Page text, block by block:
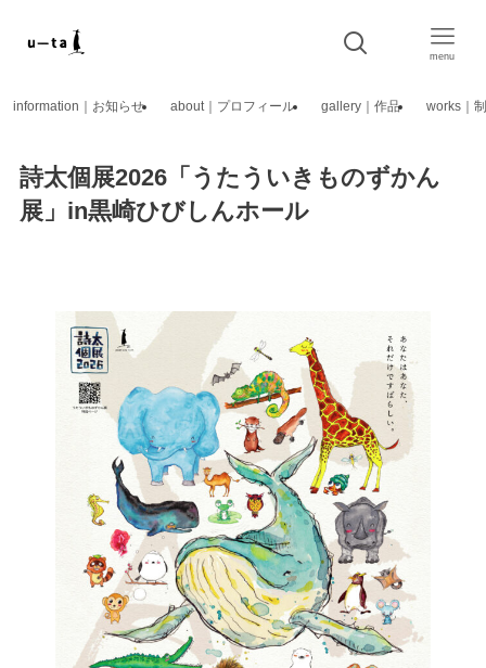
menu
information｜お知らせ about｜プロフィール gallery｜作品 works｜
詩太個展2026「うたういきものずかん
展」in黒崎ひびしんホール